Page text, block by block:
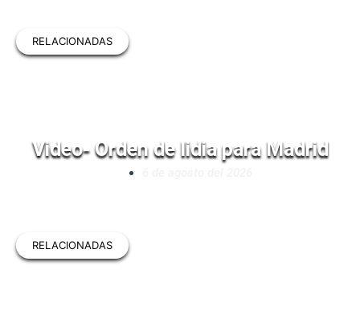
RELACIONADAS
Video- Orden de lidia para Madrid
RELACIONADAS